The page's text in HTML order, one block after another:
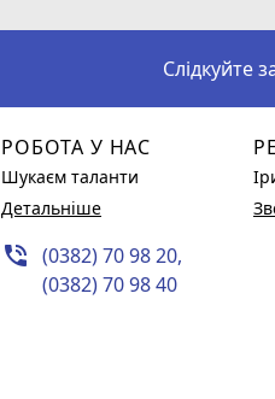
Слідкуйте
РОБОТА У НАС
Шукаєм таланти
Детальніше
phone_in_talk (0382) 70 98 20,
(0382) 70 98 40